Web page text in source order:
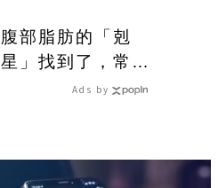
人生
腹部脂肪的「剋
星」找到了，常吃
這幾物，吃走大肚
Ads by